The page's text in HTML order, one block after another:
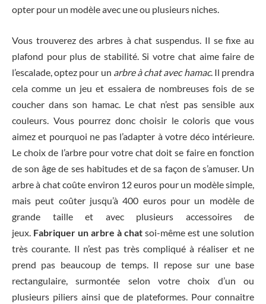
opter pour un modèle avec une ou plusieurs niches.
Vous trouverez des arbres à chat suspendus. Il se fixe au
plafond pour plus de stabilité. Si votre chat aime faire de
l’escalade, optez pour un arbre à chat avec hamac. Il prendra
cela comme un jeu et essaiera de nombreuses fois de se
coucher dans son hamac. Le chat n’est pas sensible aux
couleurs. Vous pourrez donc choisir le coloris que vous
aimez et pourquoi ne pas l’adapter à votre déco intérieure.
Le choix de l’arbre pour votre chat doit se faire en fonction
de son âge de ses habitudes et de sa façon de s’amuser. Un
arbre à chat coûte environ 12 euros pour un modèle simple,
mais peut coûter jusqu’à 400 euros pour un modèle de
grande taille et avec plusieurs accessoires de
jeux. Fabriquer un arbre à chat soi-même est une solution
très courante. Il n’est pas très compliqué à réaliser et ne
prend pas beaucoup de temps. Il repose sur une base
rectangulaire, surmontée selon votre choix d’un ou
plusieurs piliers ainsi que de plateformes. Pour connaitre